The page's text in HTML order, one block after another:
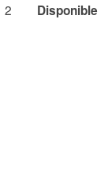
2 Disponible